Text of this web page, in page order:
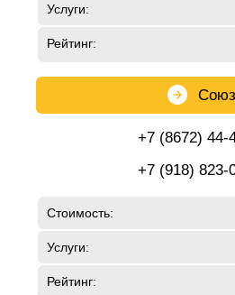
Услуги:
Рейтинг:
Союз
+7 (8672) 44-
+7 (918) 823-
Стоимость:
Услуги:
Рейтинг: